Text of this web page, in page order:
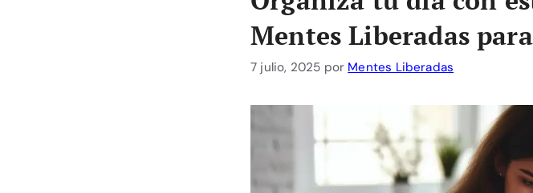
Mentes Liberadas
7 julio, 2025 por Mentes Liberadas